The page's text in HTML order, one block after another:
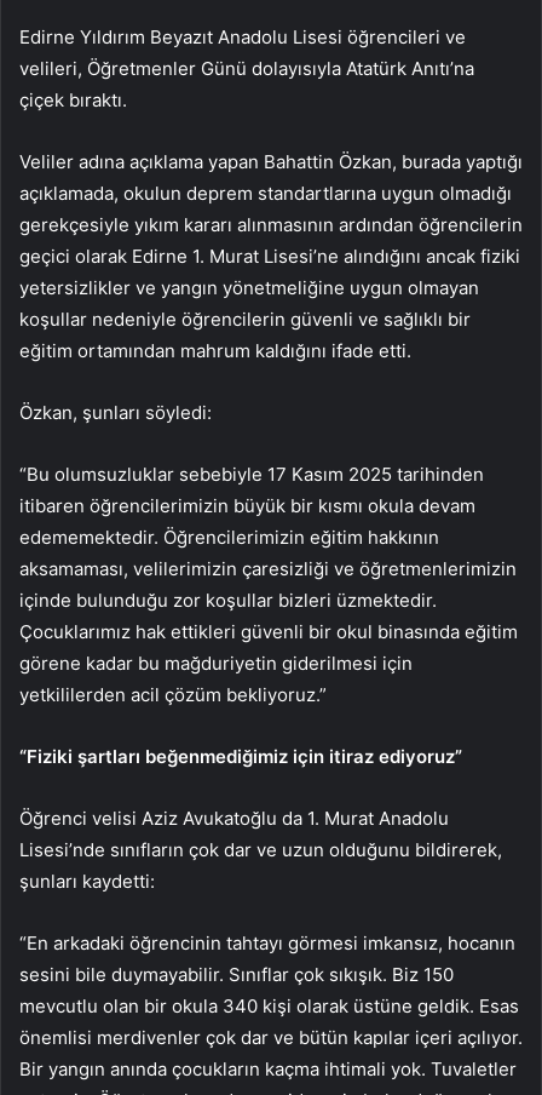
Edirne Yıldırım Beyazıt Anadolu Lisesi öğrencileri ve
velileri, Öğretmenler Günü dolayısıyla Atatürk Anıtı’na
çiçek bıraktı.
Veliler adına açıklama yapan Bahattin Özkan, burada yaptığı
açıklamada, okulun deprem standartlarına uygun olmadığı
gerekçesiyle yıkım kararı alınmasının ardından öğrencilerin
geçici olarak Edirne 1. Murat Lisesi’ne alındığını ancak fiziki
yetersizlikler ve yangın yönetmeliğine uygun olmayan
koşullar nedeniyle öğrencilerin güvenli ve sağlıklı bir
eğitim ortamından mahrum kaldığını ifade etti.
Özkan, şunları söyledi:
“Bu olumsuzluklar sebebiyle 17 Kasım 2025 tarihinden
itibaren öğrencilerimizin büyük bir kısmı okula devam
edememektedir. Öğrencilerimizin eğitim hakkının
aksamaması, velilerimizin çaresizliği ve öğretmenlerimizin
içinde bulunduğu zor koşullar bizleri üzmektedir.
Çocuklarımız hak ettikleri güvenli bir okul binasında eğitim
görene kadar bu mağduriyetin giderilmesi için
yetkililerden acil çözüm bekliyoruz.”
“Fiziki şartları beğenmediğimiz için itiraz ediyoruz”
Öğrenci velisi Aziz Avukatoğlu da 1. Murat Anadolu
Lisesi’nde sınıfların çok dar ve uzun olduğunu bildirerek,
şunları kaydetti:
“En arkadaki öğrencinin tahtayı görmesi imkansız, hocanın
sesini bile duymayabilir. Sınıflar çok sıkışık. Biz 150
mevcutlu olan bir okula 340 kişi olarak üstüne geldik. Esas
önemlisi merdivenler çok dar ve bütün kapılar içeri açılıyor.
Bir yangın anında çocukların kaçma ihtimali yok. Tuvaletler